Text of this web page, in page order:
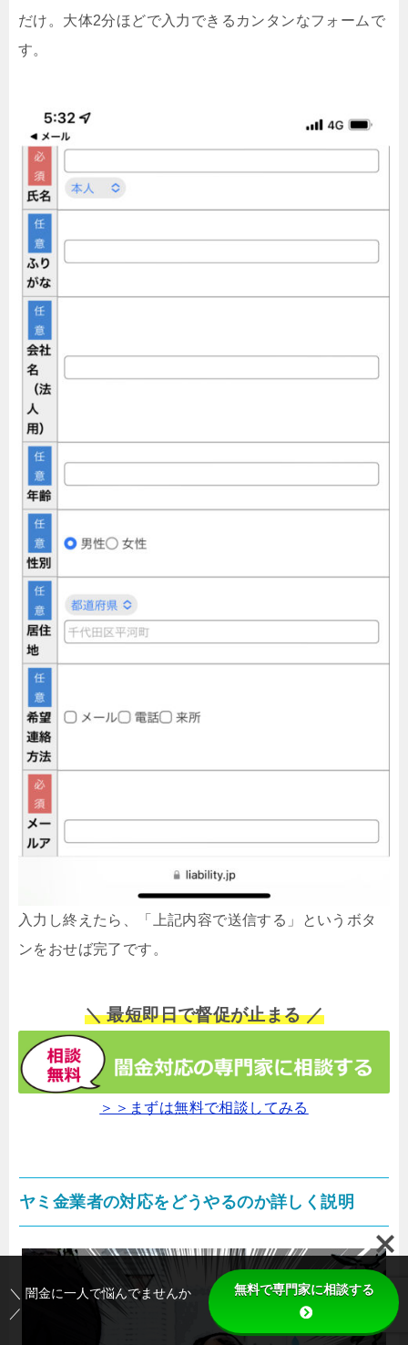
だけ。大体2分ほどで入力できるカンタンなフォームで
す。
入力し終えたら、「上記内容で送信する」というボタ
ンをおせば完了です。
＼ 最短即日で督促が止まる ／
＞＞まずは無料で相談してみる
ヤミ金業者の対応をどうやるのか詳しく説明
＼ 闇金に一人で悩んでませんか
／
無料で専門家に相談する